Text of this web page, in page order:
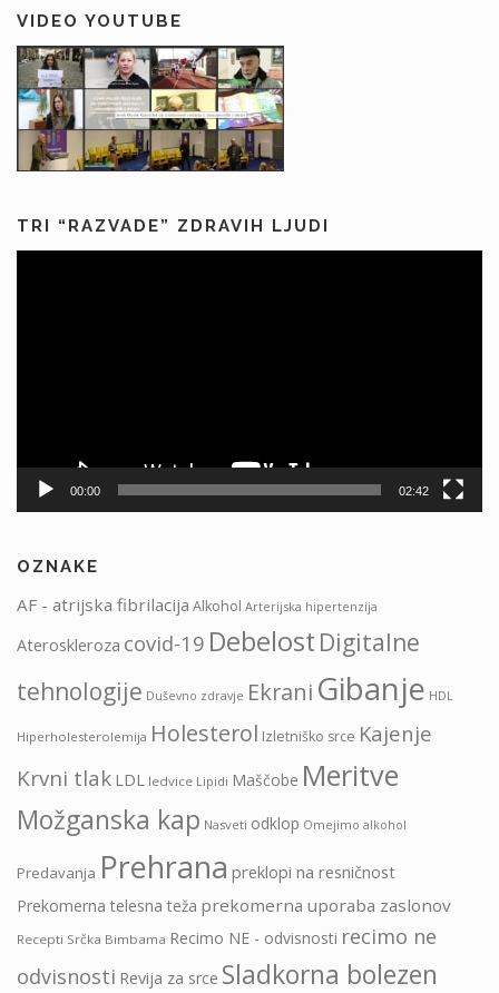
VIDEO YOUTUBE
TRI “RAZVADE” ZDRAVIH LJUDI
00:00 02:42
OZNAKE
AF - atrijska fibrilacija Alkohol Arterijska hipertenzija
Ateroskleroza covid-19 Debelost Digitalne
tehnologije Duševno zdravje Ekrani Gibanje HDL
Hiperholesterolemija Holesterol Izletniško srce Kajenje
Krvni tlak LDL ledvice Lipidi Maščobe Meritve
Možganska kap Nasveti odklop Omejimo alkohol
Predavanja Prehrana preklopi na resničnost
Prekomerna telesna teža prekomerna uporaba zaslonov
Recepti Srčka Bimbama Recimo NE - odvisnosti recimo ne
odvisnosti Revija za srce Sladkorna bolezen